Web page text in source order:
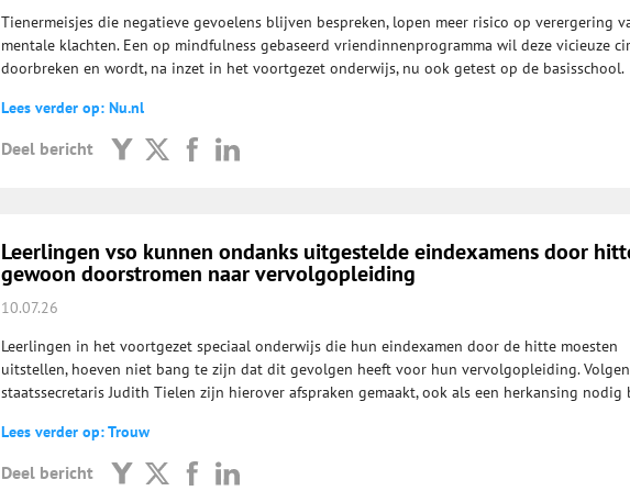
Tienermeisjes die negatieve gevoelens blijven bespreken, lopen meer risico op verergering
mentale klachten. Een op mindfulness gebaseerd vriendinnenprogramma wil deze vicieuze
doorbreken en wordt, na inzet in het voortgezet onderwijs, nu ook getest op de basisschool.
Lees verder op: Nu.nl
Deel bericht
Leerlingen vso kunnen ondanks uitgestelde eindexamens door
gewoon doorstromen naar vervolgopleiding
10.07.26
Leerlingen in het voortgezet speciaal onderwijs die hun eindexamen door de hitte moesten
uitstellen, hoeven niet bang te zijn dat dit gevolgen heeft voor hun vervolgopleiding.
staatssecretaris Judith Tielen zijn hierover afspraken gemaakt, ook als een herkansing
Lees verder op: Trouw
Deel bericht